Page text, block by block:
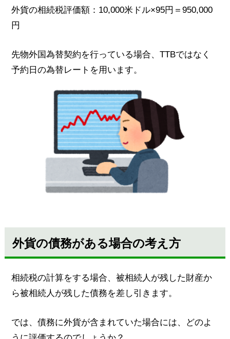
外貨の相続税評価額：10,000米ドル×95円＝950,000
円
先物外国為替契約を行っている場合、TTBではなく
予約日の為替レートを用います。
外貨の債務がある場合の考え方
相続税の計算をする場合、被相続人が残した財産か
ら被相続人が残した債務を差し引きます。
では、債務に外貨が含まれていた場合には、どのよ